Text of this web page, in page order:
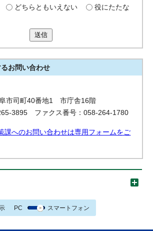
どちらともいえない
役にたたな
送信
お問い合わせ
市司町40番地1 市庁舎16階
3895 ファクス番号：058-264-1780
課へのお問い合わせは専用フォームをご
PC スマートフォン